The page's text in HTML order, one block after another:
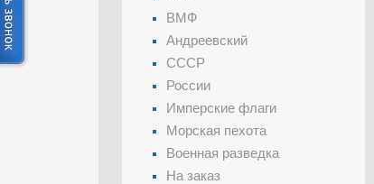
ВМФ
Андреевский
СССР
России
Имперские флаги
Морская пехота
Военная разведка
На заказ